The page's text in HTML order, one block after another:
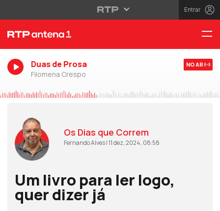
Entrar
Duas de Prosa
Filomena Crespo
NO AR
Os Dias que Correm
Fernando Alves | 11 dez, 2024, 08:58
Um livro para ler logo,
quer dizer já